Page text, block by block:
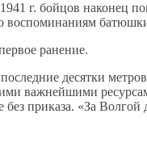
г. бойцов наконец
воспоминаниям
ранение.
десятки
важнейшими
приказа. «За Волгой